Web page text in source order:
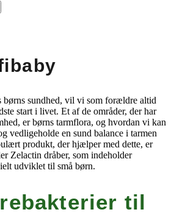
børns sundhed, vil vi som forældre altid
start i livet. Et af de områder, der har
er børns tarmflora, og hvordan vi kan
vedligeholde en sund balance i tarmen
produkt, der hjælper med dette, er
Zelactin dråber, som indeholder
udviklet til små børn.
til